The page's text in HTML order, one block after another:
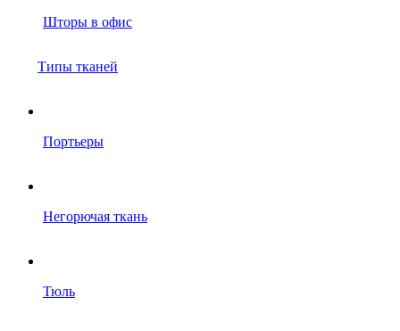
Шторы в офис
Типы тканей
Портьеры
Негорючая ткань
Тюль